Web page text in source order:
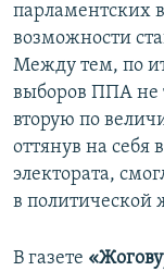
парламентских
возможности
Между тем, по
выборов ППА не
вторую по
оттянув на себя
электората,
в
В газете